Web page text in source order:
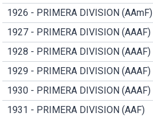
1926 - PRIMERA DIVISION (AAmF)
1927 - PRIMERA DIVISION (AAAF)
1928 - PRIMERA DIVISION (AAAF)
1929 - PRIMERA DIVISION (AAAF)
1930 - PRIMERA DIVISION (AAAF)
1931 - PRIMERA DIVISION (AAF)